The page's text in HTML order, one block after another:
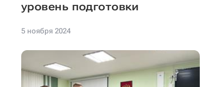
уровень подготовки
5 ноября 2024